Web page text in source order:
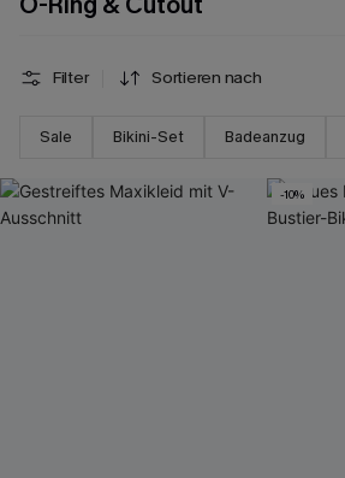
Filter Sortieren nach
Sale Bikini-Set Badeanzug
-10%